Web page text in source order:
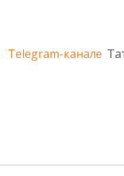
Telegram-канале